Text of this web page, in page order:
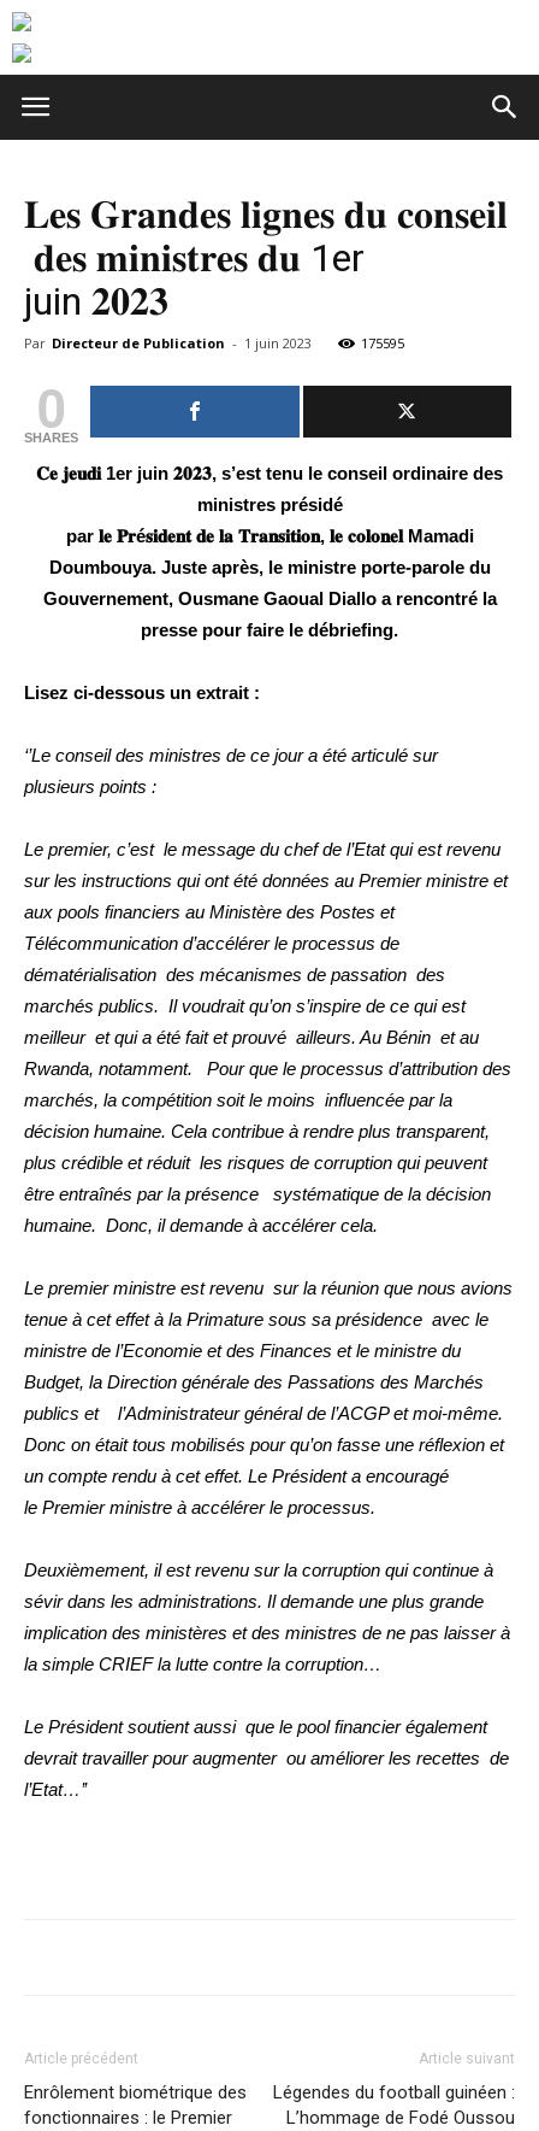
𝐋𝐞𝐬 𝐆𝐫𝐚𝐧𝐝𝐞𝐬 𝐥𝐢𝐠𝐧𝐞𝐬 𝐝𝐮 𝐜𝐨𝐧𝐬𝐞𝐢𝐥
𝐝𝐞𝐬 𝐦𝐢𝐧𝐢𝐬𝐭𝐫𝐞𝐬 𝐝𝐮 1er
juin 𝟐𝟎𝟐𝟑
Par Directeur de Publication - 1 juin 2023 175595
0
SHARES
𝐂𝐞 𝐣𝐞𝐮𝐝𝐢 1er juin 𝟐𝟎𝟐𝟑, s’est tenu le conseil ordinaire des
ministres présidé
par 𝐥𝐞 𝐏𝐫é𝐬𝐢𝐝𝐞𝐧𝐭 𝐝𝐞 𝐥𝐚 𝐓𝐫𝐚𝐧𝐬𝐢𝐭𝐢𝐨𝐧, 𝐥𝐞 𝐜𝐨𝐥𝐨𝐧𝐞𝐥Mamadi
Doumbouya. Juste après, le ministre porte-parole du
Gouvernement, Ousmane Gaoual Diallo a rencontré la
presse pour faire le débriefing.
Lisez ci-dessous un extrait :
‘’Le conseil des ministres de ce jour a été articulé sur
plusieurs points :
Le premier, c’est le message du chef de l’Etat qui est revenu
sur les instructions qui ont été données au Premier ministre et
aux pools financiers au Ministère des Postes et
Télécommunication d’accélérer le processus de
dématérialisation des mécanismes de passation des
marchés publics. Il voudrait qu’on s’inspire de ce qui est
meilleur et qui a été fait et prouvé ailleurs. Au Bénin et au
Rwanda, notamment. Pour que le processus d’attribution des
marchés, la compétition soit le moins influencée par la
décision humaine. Cela contribue à rendre plus transparent,
plus crédible et réduit les risques de corruption qui peuvent
être entraînés par la présence systématique de la décision
humaine. Donc, il demande à accélérer cela.
Le premier ministre est revenu sur la réunion que nous avions
tenue à cet effet à la Primature sous sa présidence avec le
ministre de l’Economie et des Finances et le ministre du
Budget, la Direction générale des Passations des Marchés
publics et l’Administrateur général de l’ACGP et moi-même.
Donc on était tous mobilisés pour qu’on fasse une réflexion et
un compte rendu à cet effet. Le Président a encouragé
le Premier ministre à accélérer le processus.
Deuxièmement, il est revenu sur la corruption qui continue à
sévir dans les administrations. Il demande une plus grande
implication des ministères et des ministres de ne pas laisser à
la simple CRIEF la lutte contre la corruption…
Le Président soutient aussi que le pool financier également
devrait travailler pour augmenter ou améliorer les recettes de
l’Etat…’’
Article précédent
Enrôlement biométrique des
fonctionnaires : le Premier
Article suivant
Légendes du football guinéen :
L’hommage de Fodé Oussou